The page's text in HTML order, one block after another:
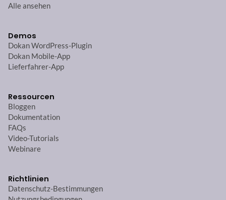
Alle ansehen
Demos
Dokan WordPress-Plugin
Dokan Mobile-App
Lieferfahrer-App
Ressourcen
Bloggen
Dokumentation
FAQs
Video-Tutorials
Webinare
Richtlinien
Datenschutz-Bestimmungen